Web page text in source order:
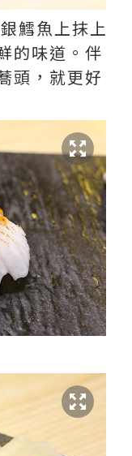
鱈魚上抹上
的味道。伴
頭，就更好